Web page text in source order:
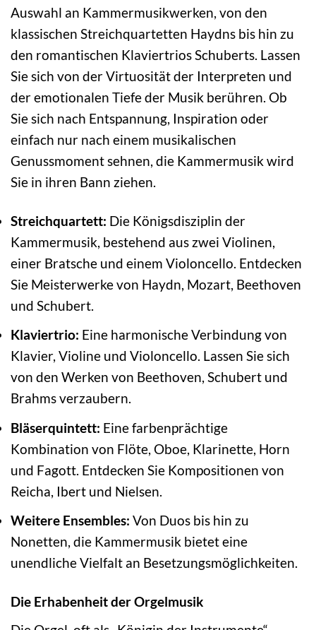
Auswahl an Kammermusikwerken, von den
klassischen Streichquartetten Haydns bis hin zu
den romantischen Klaviertrios Schuberts. Lassen
Sie sich von der Virtuosität der Interpreten und
der emotionalen Tiefe der Musik berühren. Ob
Sie sich nach Entspannung, Inspiration oder
einfach nur nach einem musikalischen
Genussmoment sehnen, die Kammermusik wird
Sie in ihren Bann ziehen.
Streichquartett: Die Königsdisziplin der
Kammermusik, bestehend aus zwei Violinen,
einer Bratsche und einem Violoncello. Entdecken
Sie Meisterwerke von Haydn, Mozart, Beethoven
und Schubert.
Klaviertrio: Eine harmonische Verbindung von
Klavier, Violine und Violoncello. Lassen Sie sich
von den Werken von Beethoven, Schubert und
Brahms verzaubern.
Bläserquintett: Eine farbenprächtige
Kombination von Flöte, Oboe, Klarinette, Horn
und Fagott. Entdecken Sie Kompositionen von
Reicha, Ibert und Nielsen.
Weitere Ensembles: Von Duos bis hin zu
Nonetten, die Kammermusik bietet eine
unendliche Vielfalt an Besetzungsmöglichkeiten.
Die Erhabenheit der Orgelmusik